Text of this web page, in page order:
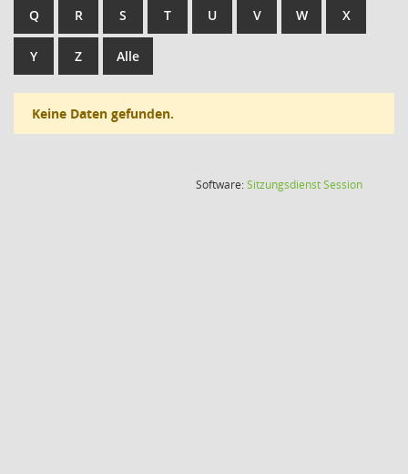
Q R S T U V W X
Y Z Alle
Keine Daten gefunden.
Software:SitzungsdienstSession(Wird in